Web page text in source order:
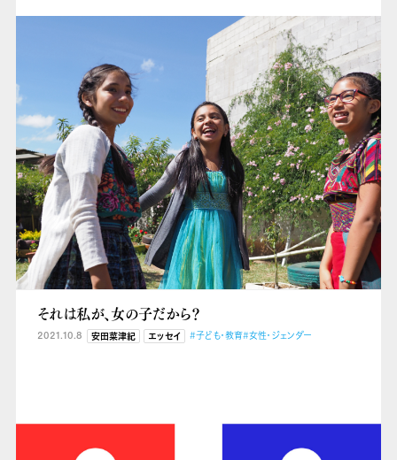
それは私が、女の子だから？
2021.10.8 安田菜津紀 エッセイ #子ども・教育#女性・ジェンダー